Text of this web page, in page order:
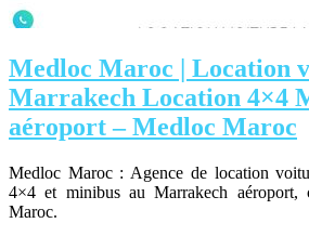
Medloc Maroc | Location
Marrakech Location 4×4
aéroport – Medloc Maroc
Medloc Maroc : Agence de location
4×4 et minibus au Marrakech aéroport,
Maroc.